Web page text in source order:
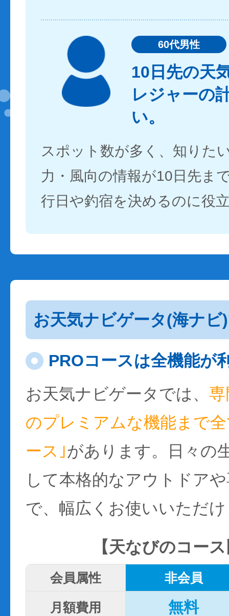
60代男性
10日先の天
レジャーの
い。
スポット数が多く、知りた
力・風向の情報が10日先ま
行日や釣宿を決めるのに役
お天気ナビゲータ(海ナビ
PROコースは全機能が
お天気ナビゲータでは、
のプレミアムな機能まで
ース｣があります。日々の
して本格的なアウトドア
で、幅広くお使いいただ
【天なびのコー
会員属性 非会員
月額費用 無料